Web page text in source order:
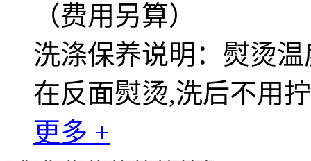
（费用另算）
洗涤保养说明：熨烫
在反面熨烫,洗后不用
更多 +